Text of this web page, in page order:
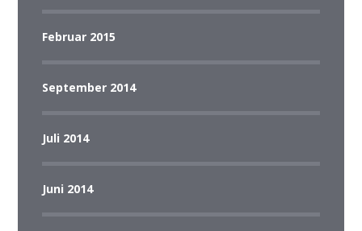
Februar 2015
September 2014
Juli 2014
Juni 2014